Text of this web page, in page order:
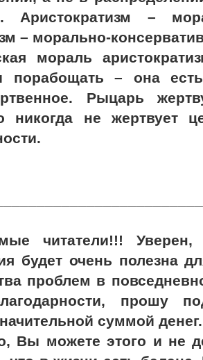
Аристократизм –
– морально-
мораль
порабощать – она
Рыцарь
никогда не жертвует
читатели!!!
будет очень полезна
проблем в
прошу
суммой денег.
Вы можете этого и не